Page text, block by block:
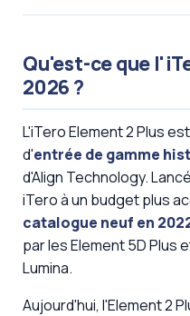
Qu'est-ce que
2026 ?
L'iTero Element 2 Plus
d'entrée de gamme
d'Align Technology.
iTero à un budget plus
catalogue neuf en
par les Element 5D Plus
Lumina.
Aujourd'hui, l'Element 2